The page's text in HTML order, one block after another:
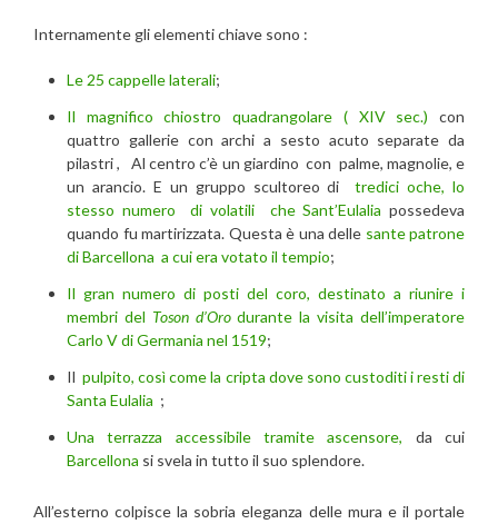
Internamente gli elementi chiave sono :
Le 25 cappelle laterali;
Il magnifico chiostro quadrangolare ( XIV sec.) con
quattro gallerie con archi a sesto acuto separate da
pilastri , Al centro c’è un giardino con palme, magnolie, e
un arancio. E un gruppo scultoreo ditredici oche, lo
stesso numero di volatili che Sant’Eulalia possedeva
quando fu martirizzata. Questa è una delle sante patrone
di Barcellona a cui era votato il tempio;
Il gran numero di posti del coro, destinato a riunire i
membri del Toson d’Orodurante la visita dell’imperatore
Carlo V di Germania nel 1519;
Ilpulpito, così come la cripta dove sono custoditi i resti di
Santa Eulalia ;
Una terrazza accessibile tramite ascensore, da cui
Barcellona si svela in tutto il suo splendore.
All’esterno colpisce la sobria eleganza delle mura e il portale